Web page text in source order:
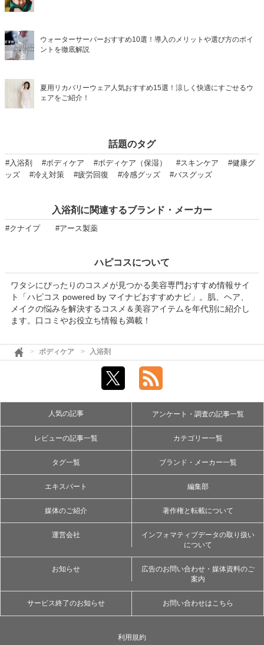
ウォーターサーバーおすすめ10選！導入のメリットや選び方のポイ
ントを徹底解説
夏用リカバリーウェア人気おすすめ15選！涼しく快適にすごせるウ
ェアをご紹介！
話題のタグ
#入浴剤 #ボディケア #ボディケア（保湿） #スキンケア
#健康グ
ッズ
#冷え対策 #疲労回復 #冷感グッズ #バスグッズ
入浴剤に関連するブランド・メーカー
#クナイプ #アース製薬
ハピコスについて
ワタシにぴったりのコスメが見つかる美容専門おすすめ情報サイ
ト「ハピコス powered by マイナビおすすめナビ」。肌、ヘア、
メイクの悩みを解決するコスメ＆美容アイテムを年代別に紹介し
ます。口コミやお役立ち情報も満載！
ボディケア 入浴剤
人気の記事 アンケート・調査の記事一覧
レビューの記事一覧 カテゴリー一覧
タグ一覧 ブランド・メーカー一覧
エキスパート 編集部
媒体のご紹介 著作権と転載について
運営会社
インフォマティブデータの取り扱い
について
お知らせ
広告のお問い合わせ・媒体資料のご
案内
サービス終了のお知らせ お問い合わせはこちら
利用規約